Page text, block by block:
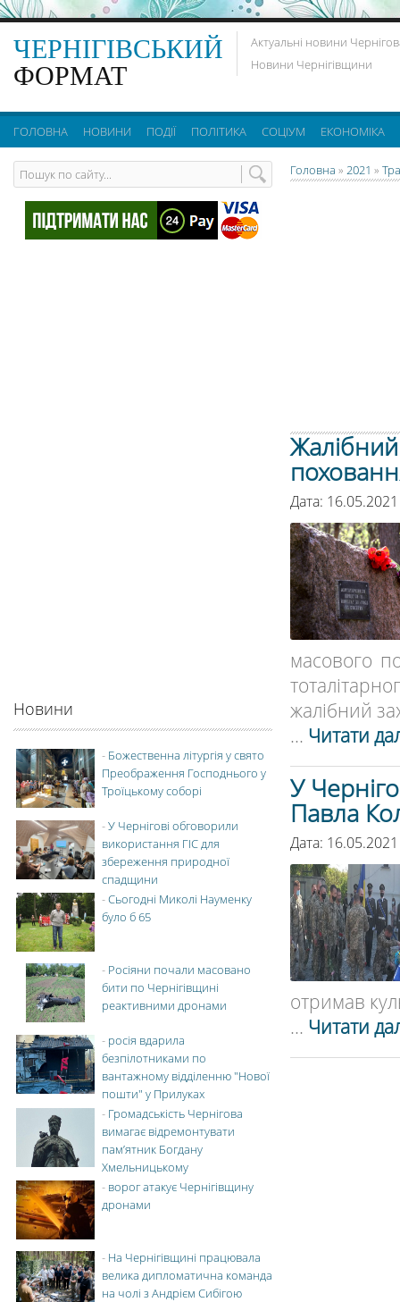
ЧЕРНІГІВСЬКИЙ
ФОРМАТ
Актуальні новини
Новини Чернігівщини
ГОЛОВНА НОВИНИ ПОДІЇ ПОЛІТИКА СОЦІУМ ЕКОНОМІКА
Головна » 2021 »
Жалібний
Дата:
масового
жалібний
... Читати
У
Павла
Дата:
отримав
... Читати
Новини
- Божественна літургія у свято
Преображення Господнього у
Троїцькому соборі
-У Чернігові обговорили
використання ГІС для
збереження природної
спадщини
-Сьогодні Миколі Науменку
було б 65
- Росіяни почали масовано
бити по Чернігівщині
реактивними дронами
- росія вдарила
безпілотниками по
вантажному відділенню "Нової
пошти" у Прилуках
- Громадськість Чернігова
вимагає відремонтувати
пам’ятник Богдану
Хмельницькому
- ворог атакує Чернігівщину
дронами
- На Чернігівщині працювала
велика дипломатична команда
на чолі з Андрієм Сибігою